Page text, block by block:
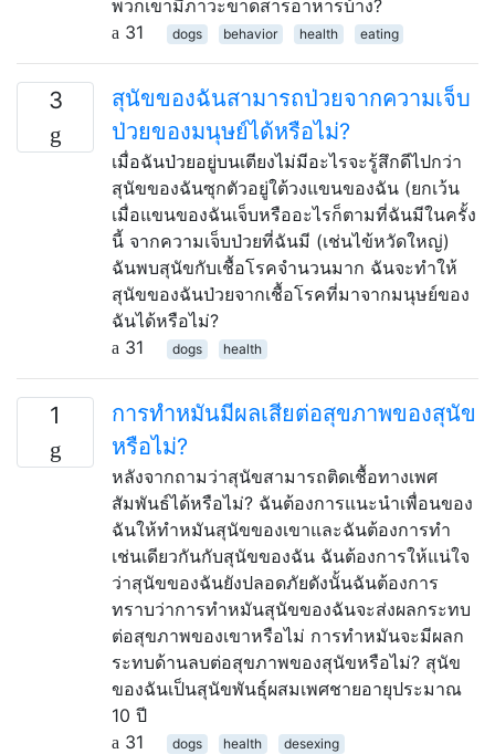
พวกเขามีภาวะขาดสารอาหารบ้าง?
31
dogs behavior health eating
3
สุนัขของฉันสามารถป่วยจากความเจ็บ
ป่วยของมนุษย์ได้หรือไม่?
เมื่อฉันป่วยอยู่บนเตียงไม่มีอะไรจะรู้สึกดีไปกว่า
สุนัขของฉันซุกตัวอยู่ใต้วงแขนของฉัน (ยกเว้น
เมื่อแขนของฉันเจ็บหรืออะไรก็ตามที่ฉันมีในครั้ง
นี้ จากความเจ็บป่วยที่ฉันมี (เช่นไข้หวัดใหญ่)
ฉันพบสุนัขกับเชื้อโรคจำนวนมาก ฉันจะทำให้
สุนัขของฉันป่วยจากเชื้อโรคที่มาจากมนุษย์ของ
ฉันได้หรือไม่?
31
dogs health
1
การทำหมันมีผลเสียต่อสุขภาพของสุนัข
หรือไม่?
หลังจากถามว่าสุนัขสามารถติดเชื้อทางเพศ
สัมพันธ์ได้หรือไม่? ฉันต้องการแนะนำเพื่อนของ
ฉันให้ทำหมันสุนัขของเขาและฉันต้องการทำ
เช่นเดียวกันกับสุนัขของฉัน ฉันต้องการให้แน่ใจ
ว่าสุนัขของฉันยังปลอดภัยดังนั้นฉันต้องการ
ทราบว่าการทำหมันสุนัขของฉันจะส่งผลกระทบ
ต่อสุขภาพของเขาหรือไม่ การทำหมันจะมีผลก
ระทบด้านลบต่อสุขภาพของสุนัขหรือไม่? สุนัข
ของฉันเป็นสุนัขพันธุ์ผสมเพศชายอายุประมาณ
10 ปี
31
dogs health desexing